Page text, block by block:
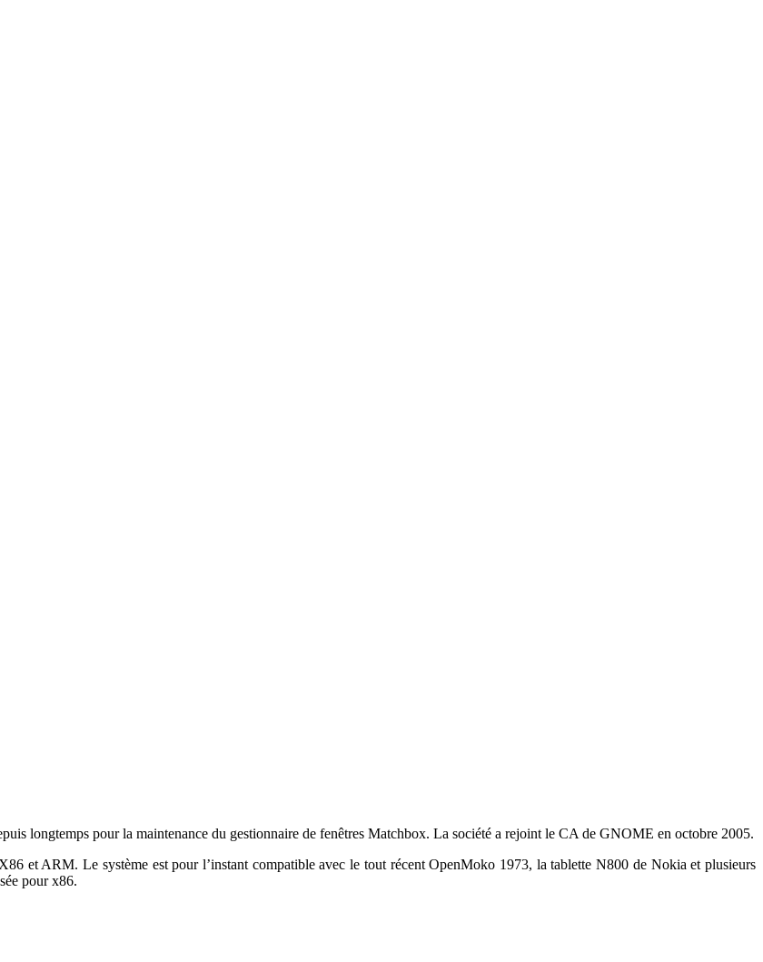
longtemps pour la maintenance du gestionnaire de fenêtres Matchbox. La société a rejoint le CA de GNOME en octobre 2005.
et ARM. Le système est pour l’instant compatible avec le tout récent OpenMoko 1973, la tablette N800 de Nokia et plusieurs
pour x86.